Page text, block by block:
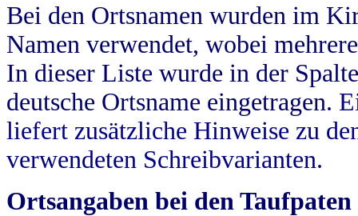
Bei den Ortsnamen wurden im
Namen verwendet, wobei
In dieser Liste wurde in der
deutsche Ortsname eingetragen.
liefert zusätzliche Hinweise zu
verwendeten Schreibvarianten.
Ortsangaben bei den Taufpaten